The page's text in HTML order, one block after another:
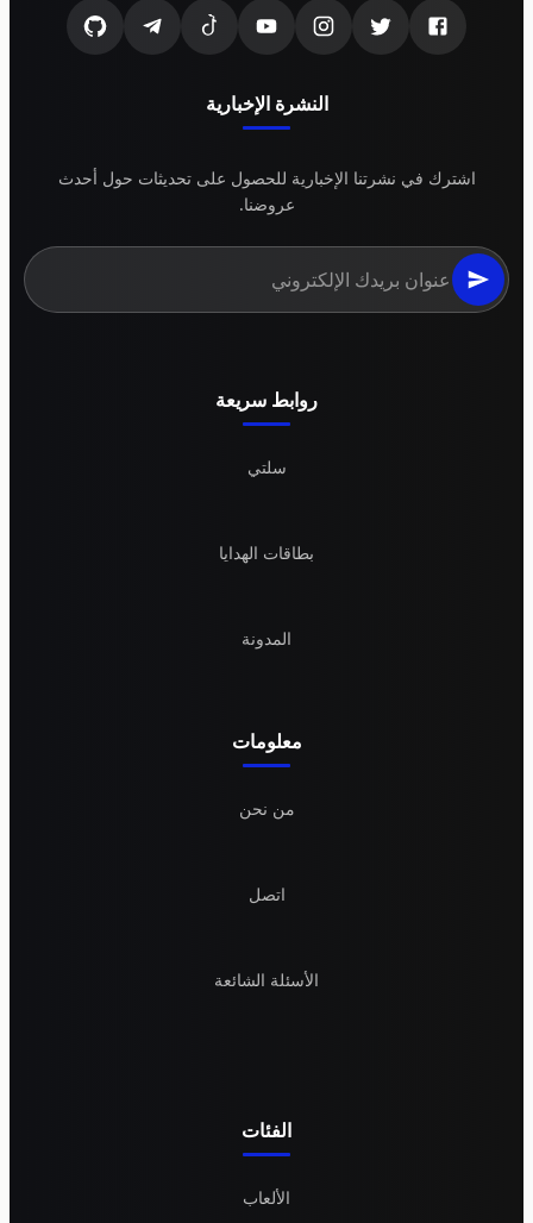
النشرة الإخبارية
اشترك في نشرتنا الإخبارية للحصول على تحديثات حول أحدث
عروضنا.
روابط سريعة
سلتي
بطاقات الهدايا
المدونة
معلومات
من نحن
اتصل
الأسئلة الشائعة
الفئات
الألعاب